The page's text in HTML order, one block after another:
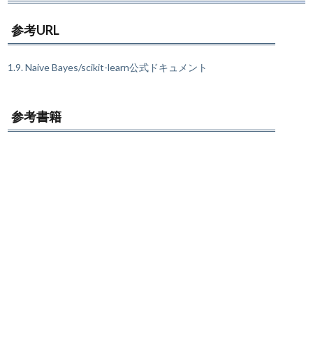
参考URL
1.9. Naive Bayes/scikit-learn公式ドキュメント
参考書籍